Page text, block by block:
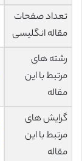
تعداد صفحات
مقاله انگلیسی
رشته های
مرتبط با این
مقاله
گرایش های
مرتبط با این
مقاله